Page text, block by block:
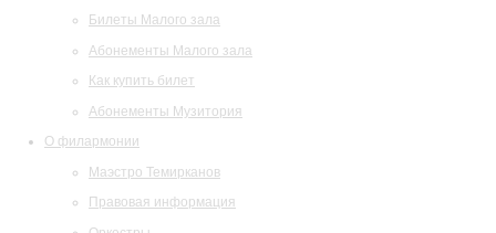
Билеты Малого зала
Абонементы Малого зала
Как купить билет
Абонементы Музитория
О филармонии
Маэстро Темирканов
Правовая информация